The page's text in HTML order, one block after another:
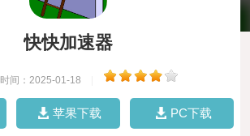
快快加速器
时间：2025-01-18
苹果下载 PC下载